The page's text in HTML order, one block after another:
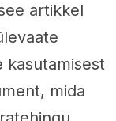
artikkel
kasutamisest
mida